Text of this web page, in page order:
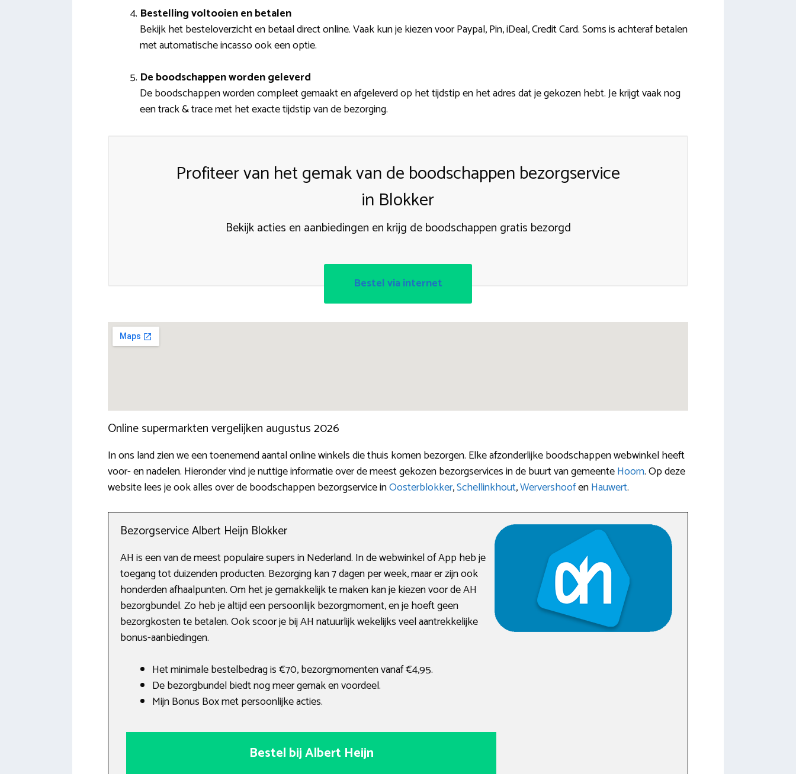
Bestelling voltooien en betalen
Bekijk het besteloverzicht en betaal direct online. Vaak kun je kiezen voor Paypal, Pin, iDeal, Credit Card. Soms is achteraf betalen
met automatische incasso ook een optie.
De boodschappen worden geleverd
De boodschappen worden compleet gemaakt en afgeleverd op het tijdstip en het adres dat je gekozen hebt. Je krijgt vaak nog
een track & trace met het exacte tijdstip van de bezorging.
Profiteer van het gemak van de boodschappen bezorgservice
in Blokker
Bekijk acties en aanbiedingen en krijg de boodschappen gratis bezorgd
Bestel via internet
Online supermarkten vergelijken augustus 2026
In ons land zien we een toenemend aantal online winkels die thuis komen bezorgen. Elke afzonderlijke boodschappen webwinkel heeft
voor- en nadelen. Hieronder vind je nuttige informatie over de meest gekozen bezorgservices in de buurt van gemeenteHoorn. Op deze
website lees je ook alles over de boodschappen bezorgservice inOosterblokker,Schellinkhout,WervershoofenHauwert.
Bezorgservice Albert Heijn Blokker
AH is een van de meest populaire supers in Nederland. In de webwinkel of App heb je
toegang tot duizenden producten. Bezorging kan 7 dagen per week, maar er zijn ook
honderden afhaalpunten. Om het je gemakkelijk te maken kan je kiezen voor de AH
bezorgbundel. Zo heb je altijd een persoonlijk bezorgmoment, en je hoeft geen
bezorgkosten te betalen. Ook scoor je bij AH natuurlijk wekelijks veel aantrekkelijke
bonus-aanbiedingen.
Het minimale bestelbedrag is €70, bezorgmomenten vanaf €4,95.
De bezorgbundel biedt nog meer gemak en voordeel.
Mijn Bonus Box met persoonlijke acties.
Bestel bij Albert Heijn